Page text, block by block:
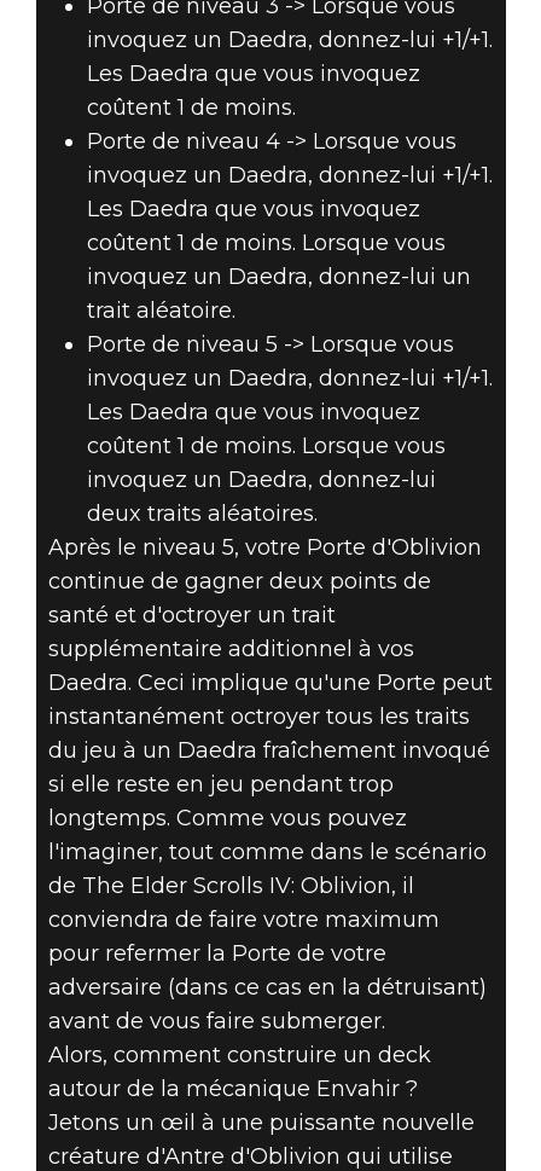
Porte de niveau 3 -> Lorsque vous
invoquez un Daedra, donnez-lui +1/+1.
Les Daedra que vous invoquez
coûtent 1 de moins.
Porte de niveau 4 -> Lorsque vous
invoquez un Daedra, donnez-lui +1/+1.
Les Daedra que vous invoquez
coûtent 1 de moins. Lorsque vous
invoquez un Daedra, donnez-lui un
trait aléatoire.
Porte de niveau 5 -> Lorsque vous
invoquez un Daedra, donnez-lui +1/+1.
Les Daedra que vous invoquez
coûtent 1 de moins. Lorsque vous
invoquez un Daedra, donnez-lui
deux traits aléatoires.
Après le niveau 5, votre Porte d'Oblivion
continue de gagner deux points de
santé et d'octroyer un trait
supplémentaire additionnel à vos
Daedra. Ceci implique qu'une Porte peut
instantanément octroyer tous les traits
du jeu à un Daedra fraîchement invoqué
si elle reste en jeu pendant trop
longtemps. Comme vous pouvez
l'imaginer, tout comme dans le scénario
de The Elder Scrolls IV: Oblivion, il
conviendra de faire votre maximum
pour refermer la Porte de votre
adversaire (dans ce cas en la détruisant)
avant de vous faire submerger.
Alors, comment construire un deck
autour de la mécanique Envahir ?
Jetons un œil à une puissante nouvelle
créature d'Antre d'Oblivion qui utilise